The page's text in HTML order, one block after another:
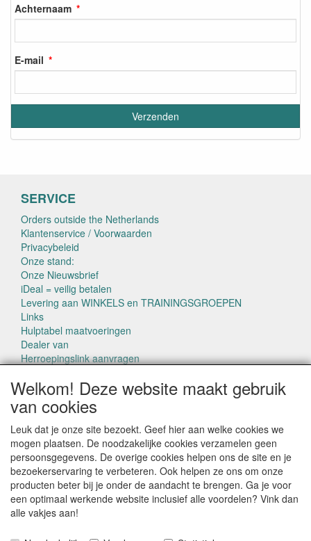
Achternaam
E-mail
SERVICE
Orders outside the Netherlands
Klantenservice / Voorwaarden
Privacybeleid
Onze stand:
Onze Nieuwsbrief
iDeal = veilig betalen
Levering aan WINKELS en TRAININGSGROEPEN
Links
Hulptabel maatvoeringen
Dealer van
Herroepingslink aanvragen
CONTACTGEGEVENS
www.pettowel.nl
Laan van Swaensteijn 14
2271VB VOORBURG
Telefoon: 070 - 3820487
Welkom! Deze website maakt gebruik
van cookies
Leuk dat je onze site bezoekt. Geef hier aan welke cookies we
mogen plaatsen. De noodzakelijke cookies verzamelen geen
persoonsgegevens. De overige cookies helpen ons de site en je
bezoekerservaring te verbeteren. Ook helpen ze ons om onze
producten beter bij je onder de aandacht te brengen. Ga je voor
een optimaal werkende website inclusief alle voordelen? Vink dan
alle vakjes aan!